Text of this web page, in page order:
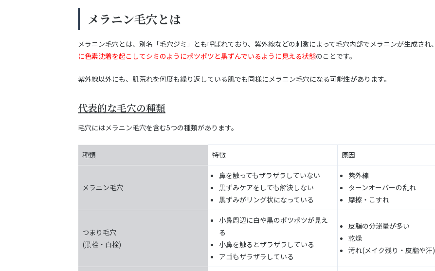
メラニン毛穴とは
メラニン毛穴とは、別名「毛穴ジミ」とも呼ばれており、紫外線などの刺激によって毛穴内部でメラニンが生成され、
に色素沈着を起こしてシミのようにポツポツと黒ずんでいるように見える状態のことです。
紫外線以外にも、肌荒れを何度も繰り返している肌でも同様にメラニン毛穴になる可能性があります。
代表的な毛穴の種類
毛穴にはメラニン毛穴を含む5つの種類があります。
種類 特徴 原因
メラニン毛穴
鼻を触ってもザラザラしていない
黒ずみケアをしても解決しない
黒ずみがリング状になっている
紫外線
ターンオーバーの乱れ
摩擦・こすれ
つまり毛穴
(黒栓・白栓)
小鼻周辺に白や黒のポツポツが見え
る
小鼻を触るとザラザラしている
アゴもザラザラしている
皮脂の分泌量が多い
乾燥
汚れ(メイク残り・皮脂や汗)